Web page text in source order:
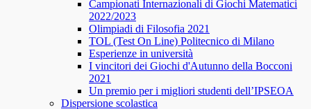
Campionati Internazionali di Giochi Matematici
2022/2023
Olimpiadi di Filosofia 2021
TOL (Test On Line) Politecnico di Milano
Esperienze in università
I vincitori dei Giochi d'Autunno della Bocconi
2021
Un premio per i migliori studenti dell’IPSEOA
Dispersione scolastica